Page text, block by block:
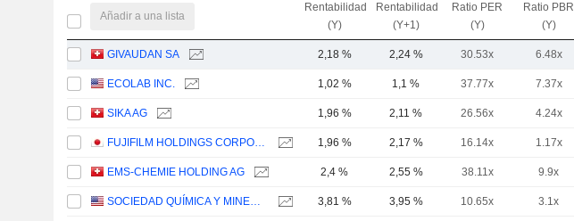
Añadir a una lista
Rentabilidad
(Y)
Rentabilidad
(Y+1)
Ratio PER
(Y)
Ratio PBR
(Y)
GIVAUDAN SA 2,18 % 2,24 % 30.53x 6.48x
ECOLAB INC. 1,02 % 1,1 % 37.77x 7.37x
SIKA AG 1,96 % 2,11 % 26.56x 4.24x
FUJIFILM HOLDINGS CORPORATION 1,96 % 2,17 % 16.14x 1.17x
EMS-CHEMIE HOLDING AG 2,4 % 2,55 % 38.11x 9.9x
SOCIEDAD QUÍMICA Y MINERA DE CHILE S.A. 3,81 % 3,95 % 10.65x 3.1x